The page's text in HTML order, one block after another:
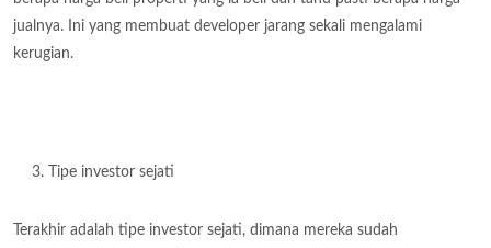
jualnya. Ini yang membuat developer jarang sekali mengalami
kerugian.
Tipe investor sejati
Terakhir adalah tipe investor sejati, dimana mereka sudah